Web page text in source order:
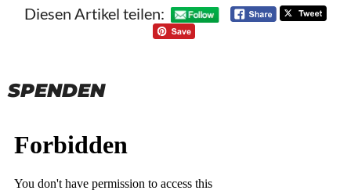
Diesen Artikel teilen:
SPENDEN